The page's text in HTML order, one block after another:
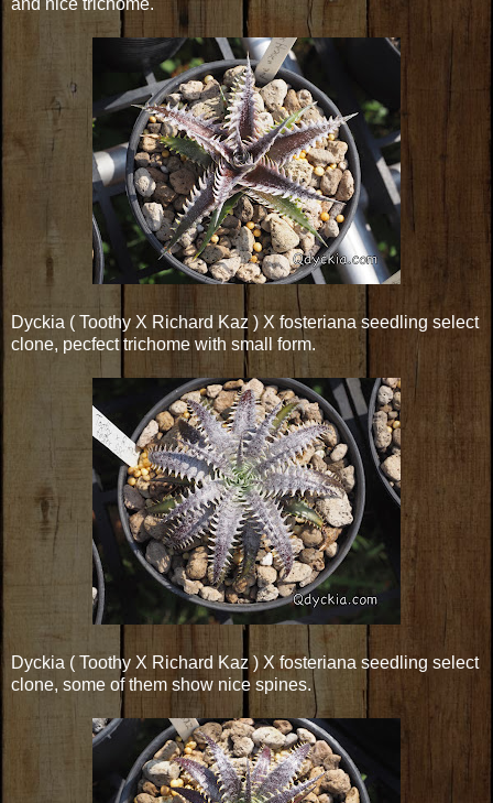
Dyckia ( Toothy X Richard Kaz ) X fosteriana seedling select
clone, pecfect trichome with small form.
Dyckia ( Toothy X Richard Kaz ) X fosteriana seedling select
clone, some of them show nice spines.